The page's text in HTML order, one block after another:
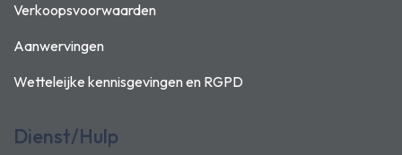
Verkoopsvoorwaarden
Aanwervingen
Wetteleijke kennisgevingen en RGPD
Dienst/Hulp